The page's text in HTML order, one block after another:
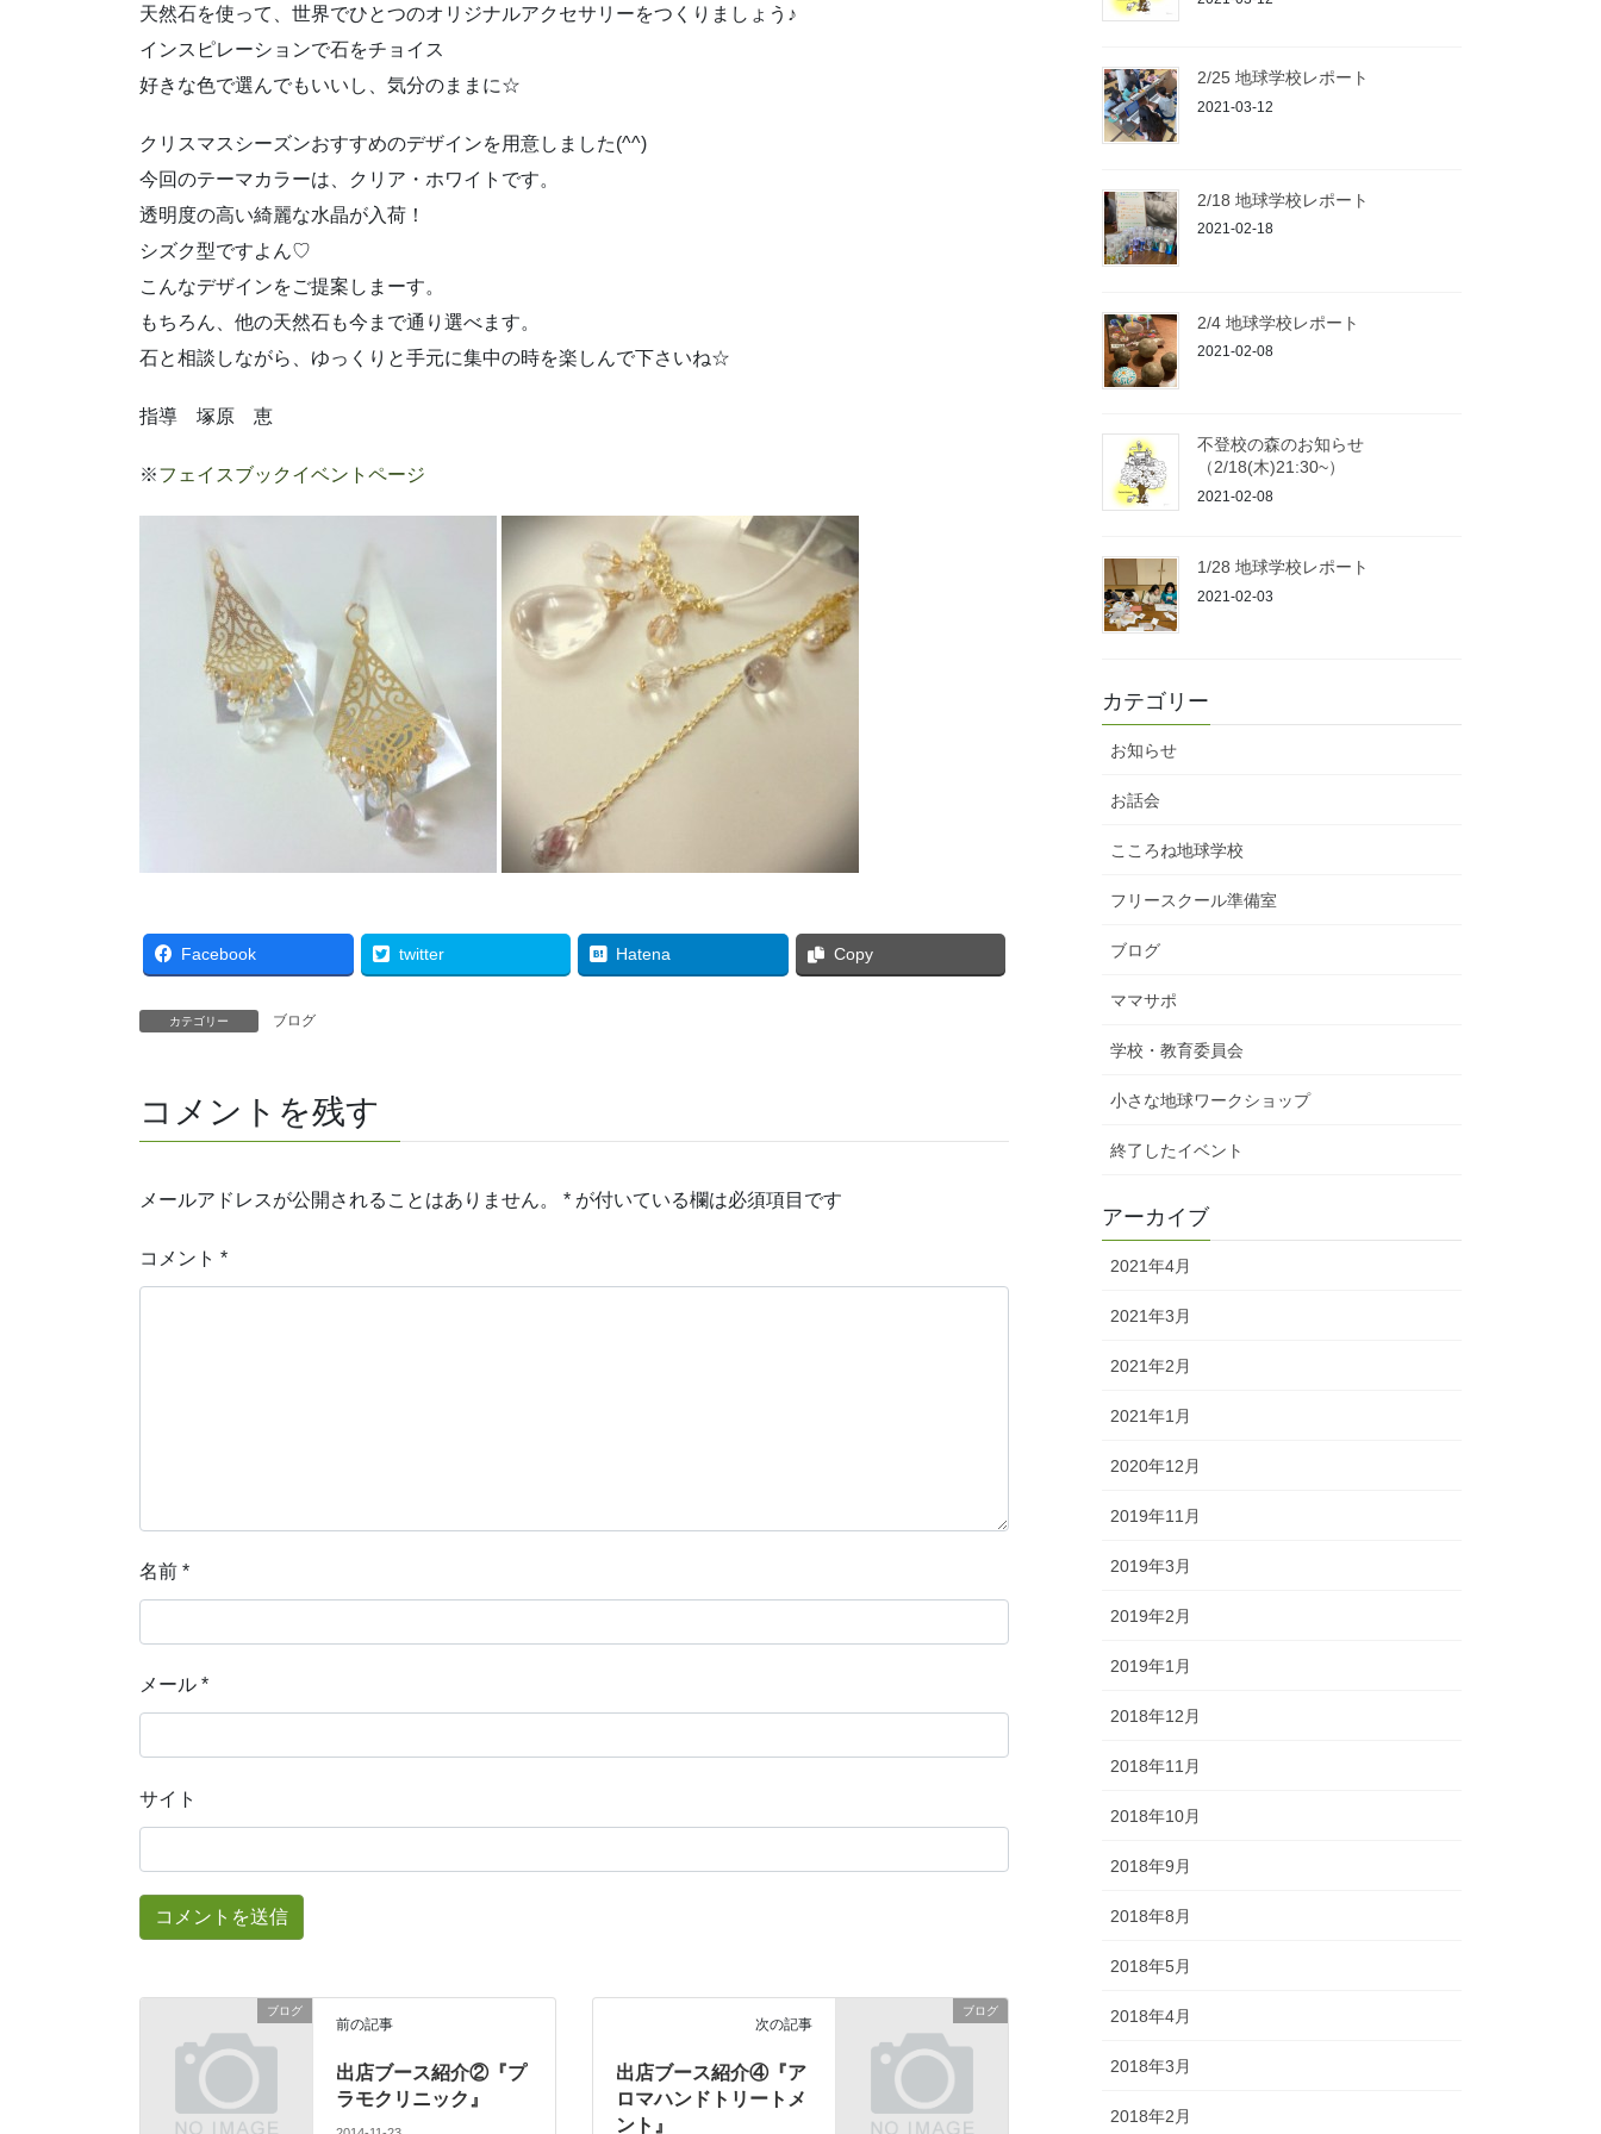
天然石を使って、世界でひとつのオリジナルアクセサリーをつくりましょう♪
インスピレーションで石をチョイス
好きな色で選んでもいいし、気分のままに☆
クリスマスシーズンおすすめのデザインを用意しました(^^)
今回のテーマカラーは、クリア・ホワイトです。
透明度の高い綺麗な水晶が入荷！
シズク型ですよん♡
こんなデザインをご提案しまーす。
もちろん、他の天然石も今まで通り選べます。
石と相談しながら、ゆっくりと手元に集中の時を楽しんで下さいね☆
指導 塚原 恵
※フェイスブックイベントページ
Facebook twitter Hatena Copy
カテゴリー ブログ
コメントを残す
メールアドレスが公開されることはありません。 * が付いている欄は必須項目です
コメント *
名前 *
メール *
サイト
ブログ
前の記事
出店ブース紹介②『プ
ラモクリニック』
ブログ
次の記事
出店ブース紹介④『ア
ロマハンドトリートメ
ント』
2/25 地球学校レポート
2021-03-12
2/18 地球学校レポート
2021-02-18
2/4 地球学校レポート
2021-02-08
不登校の森のお知らせ
（2/18(木)21:30~）
2021-02-08
1/28 地球学校レポート
2021-02-03
カテゴリー
お知らせ
お話会
こころね地球学校
フリースクール準備室
ブログ
ママサポ
学校・教育委員会
小さな地球ワークショップ
終了したイベント
アーカイブ
2021年4月
2021年3月
2021年2月
2021年1月
2020年12月
2019年11月
2019年3月
2019年2月
2019年1月
2018年12月
2018年11月
2018年10月
2018年9月
2018年8月
2018年5月
2018年4月
2018年3月
2018年2月